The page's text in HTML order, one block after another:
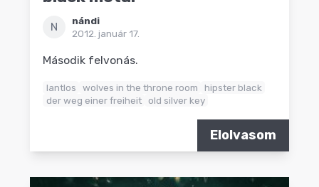
N
nándi
2012. január 17.
Második felvonás.
lantlos wolves in the throne room
hipster black
der weg einer freiheit old silver key
Elolvasom